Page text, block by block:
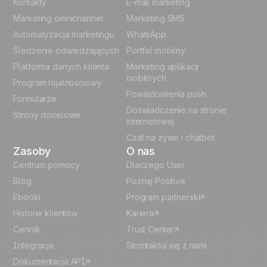
French
German
Italian
Español
Kontakty
Marketing omnichannel
Automatyzacja marketingu
Śledzenie odwiedzających
Platforma danych klienta
Program lojalnościowy
Formularze
Strony docelowe
E-mail marketing
Marketing SMS
WhatsApp
Portfel mobilny
Marketing aplikacji
mobilnych
Powiadomienia push
Doświadczenie na stronie
internetowej
Czat na żywo i chatbot
Zasoby
Centrum pomocy
Blog
Ebooki
Historie klientów
Cennik
Integracje
Dokumentacja API
O nas
Dlaczego User
Poznaj Positive
Program partnerski
Kariera
Trust Center
Skontaktuj się z nami